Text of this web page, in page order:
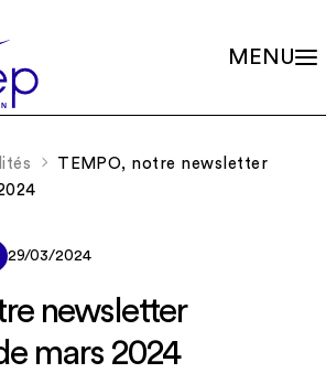
MENU
de jour
de consultations
TEMPO, notre newsletter
29/03/2024
newsletter
mars 2024